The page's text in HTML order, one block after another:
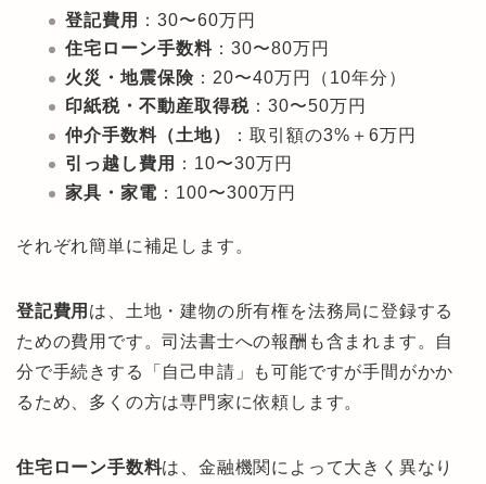
登記費用
：30〜60万円
住宅ローン手数料 ：30〜80万円
火災・地震保険 ：20〜40万円（10年分）
印紙税・不動産取得税 ：30〜50万円
仲介手数料（土地）
：取引額の3%＋6万円
引っ越し費用
：10〜30万円
家具・家電 ：100〜300万円
それぞれ簡単に補足します。
登記費用 は、土地・建物の所有権を法務局に登録する
ための費用です。司法書士への報酬も含まれます。自
分で手続きする「自己申請」も可能ですが手間がかか
るため、多くの方は専門家に依頼します。
住宅ローン手数料は、金融機関によって大きく異なり